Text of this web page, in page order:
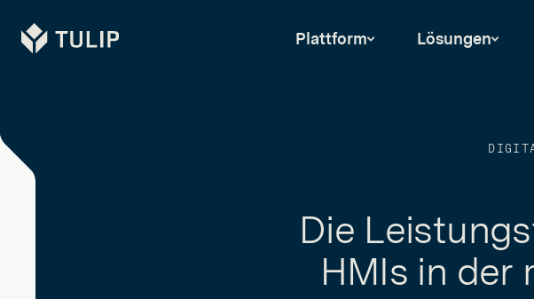
Tulip Plattform Lösungen
Die
HMIs in der